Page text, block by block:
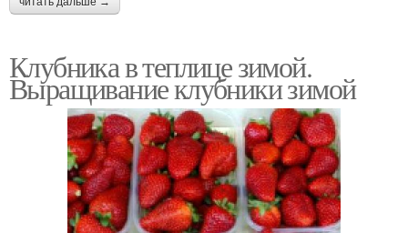
Клубника в теплице зимой.
Выращивание клубники зимой